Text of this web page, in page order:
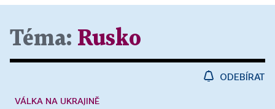
Téma: Rusko
ODEBÍRAT
VÁLKA NA UKRAJINĚ